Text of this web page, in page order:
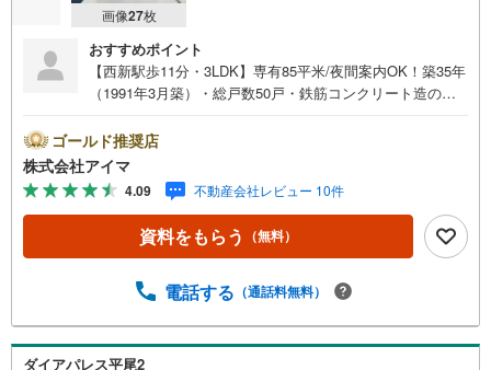
画像27枚
おすすめポイント
【西新駅歩11分・3LDK】専有85平米/夜間案内OK！築35年
（1991年3月築）・総戸数50戸・鉄筋コンクリート造のマ
米。LDKは18帖以上。■リフォームお引渡し前に内装を整え
てからお渡しします。■住戸の条件眺望が開けています。陽
当り良好。風がよく通ります。■防犯・セキュリティエント
ランスはオートロック。共用部に防犯カメラを設置。来訪
者は映像で確認できます。宅配ボックスで不在時も荷物を
受け取れます。■共用部・暮らしエレベーターあり。駐輪
ゼット3ヶ所・玄関収納があります。■アイマのサポートア
ネット銀行はじめ多数の金融機関と提携/最長50年の返済プ
ランもご用意平日も夜間もご見学OK/ご自宅・最寄り駅ま
ゴールド推奨店
株式会社アイマ
4.09 不動産会社レビュー 10件
資料をもらう （無料）
電話する （通話料無料）
ダイアパレス平尾2